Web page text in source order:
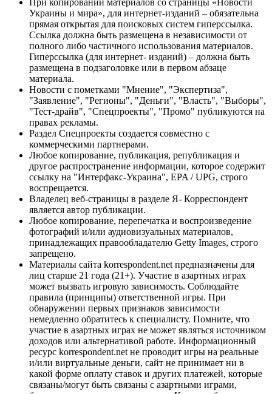
Украины и мира», для интернет-изданий – обязательна
прямая открытая для поисковых систем гиперссылка.
Ссылка должна быть размещена в независимости от
полного либо частичного использования материалов.
Гиперссылка (для интернет- изданий) – должна быть
размещена в подзаголовке или в первом абзаце
материала.
Новости с пометками "Мнение", "Экспертиза",
"Заявление", "Регионы", "Деньги", "Власть", "Выборы",
"Тест-драйв", "Спецпроекты", "Промо" публикуются на
правах рекламы.
Раздел Спецпроекты создается совместно с
коммерческими партнерами.
Любое копирование, публикация, републикация и
другое распространение информации, которое содержит
ссылку на "Интерфакс-Украина", EPA / UPG, строго
воспрещается.
Владелец веб-страницы в разделе Я- Корреспондент
является автор публикации.
Любое копирование, перепечатка и воспроизведение
фотографий и/или аудиовизуальных материалов,
принадлежащих правообладателю Getty Images, строго
запрещено.
Материалы сайта korrespondent.net предназначены для
лиц старше 21 года (21+). Участие в азартных играх
может вызвать игровую зависимость. Соблюдайте
правила (принципы) ответственной игры. При
обнаружении первых признаков зависимости
немедленно обратитесь к специалисту. Помните, что
участие в азартных играх не может являться источником
доходов или альтернативой работе. Информационный
ресурс korrespondent.net не проводит игры на реальные
и/или виртуальные деньги, сайт не принимает ни в
какой форме оплату ставок и других платежей, которые
связаны/могут быть связаны с азартными играми,